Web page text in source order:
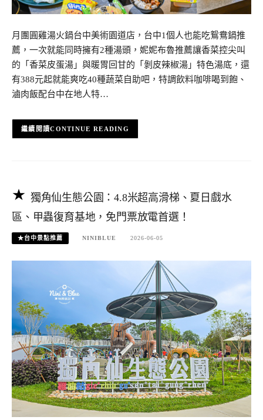
月團圓雞湯火鍋台中美術園道店，台中1個人也能吃鴛鴦鍋推
薦，一次就能同時擁有2種湯頭，妮妮布魯推薦讓香菜控尖叫
的「香菜皮蛋湯」與暖胃回甘的「剝皮辣椒湯」特色湯底，還
有388元起就能爽吃40種蔬菜自助吧，特調飲料咖啡喝到飽、
滷肉飯配台中在地人特…
CONTINUE READING
獨角仙生態公園：4.8米超高滑梯、夏日戲水
區、甲蟲復育基地，免門票放電首選！
★台中景點推薦 NINIBLUE 2026-06-05